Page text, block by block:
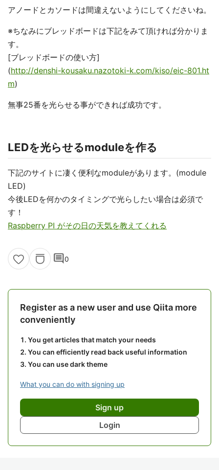
アノードとカソードは間違えないようにしてくださいね。
※ちなみにブレッドボードは下記をみて頂ければ分かりま
す。
[ブレッドボードの使い方]
(http://denshi-kousaku.nazotoki-k.com/kiso/eic-801.ht
m)
無事25番を光らせる事ができれば成功です。
LEDを光らせるmoduleを作る
下記のサイトに凄く便利なmoduleがあります。(module
LED)
今後LEDを何かのタイミングで光らしたい場合は必須で
す！
Raspberry PI がその日の天気を教えてくれる
comment0
Register as a new user and use Qiita more
conveniently
You get articles that match your needs
You can efficiently read back useful information
You can use dark theme
What you can do with signing up
Sign up
Login